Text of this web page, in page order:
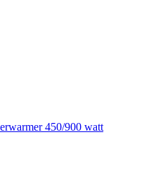
450/900 watt